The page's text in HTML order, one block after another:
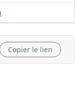
Copier le lien